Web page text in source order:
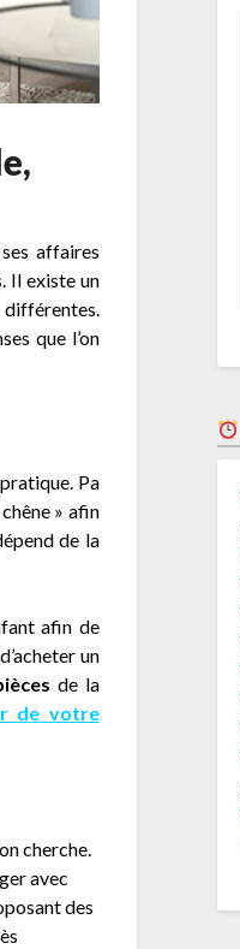
affaires
Il existe un
que l’on
Pa
» afin
de la
afin de
un
de la
de votre
cherche.
avec
des